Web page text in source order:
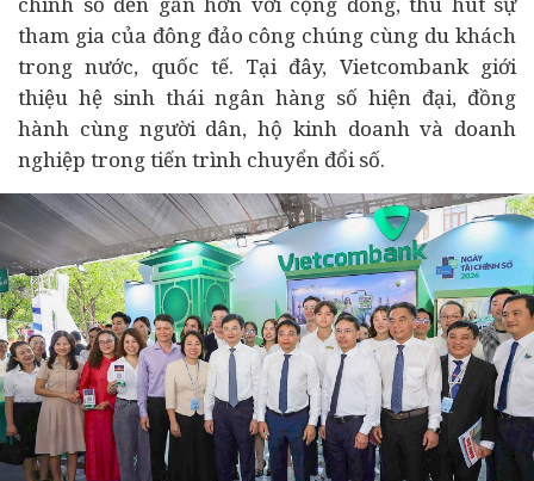
tham gia của đông đảo công chúng cùng du khách
trong nước, quốc tế. Tại đây, Vietcombank giới
thiệu hệ sinh thái ngân hàng số hiện đại, đồng
hành cùng người dân, hộ kinh doanh và doanh
nghiệp trong tiến trình chuyển đổi số.